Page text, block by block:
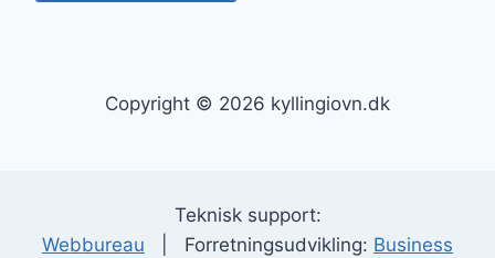
Copyright © 2026 kyllingiovn.dk
Teknisk support:
Webbureau | Forretningsudvikling: Business